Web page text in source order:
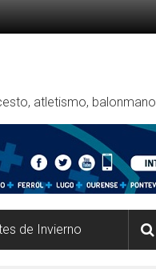
atletismo, balonmano
de Invierno